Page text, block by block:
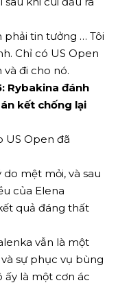
tin tưởng … Tôi
Chỉ có US Open
và đi cho nó.
Rybakina đánh
kết chống lại
US Open đã
mệt mỏi, và sau
của Elena
quả đáng thất
vẫn là một
sự phục vụ bùng
ấy là một cơn ác